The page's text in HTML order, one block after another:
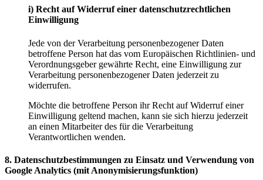
i) Recht auf Widerruf einer datenschutzrechtlichen
Einwilligung
Jede von der Verarbeitung personenbezogener Daten
betroffene Person hat das vom Europäischen Richtlinien- und
Verordnungsgeber gewährte Recht, eine Einwilligung zur
Verarbeitung personenbezogener Daten jederzeit zu
widerrufen.
Möchte die betroffene Person ihr Recht auf Widerruf einer
Einwilligung geltend machen, kann sie sich hierzu jederzeit
an einen Mitarbeiter des für die Verarbeitung
Verantwortlichen wenden.
8. Datenschutzbestimmungen zu Einsatz und Verwendung von
Google Analytics (mit Anonymisierungsfunktion)